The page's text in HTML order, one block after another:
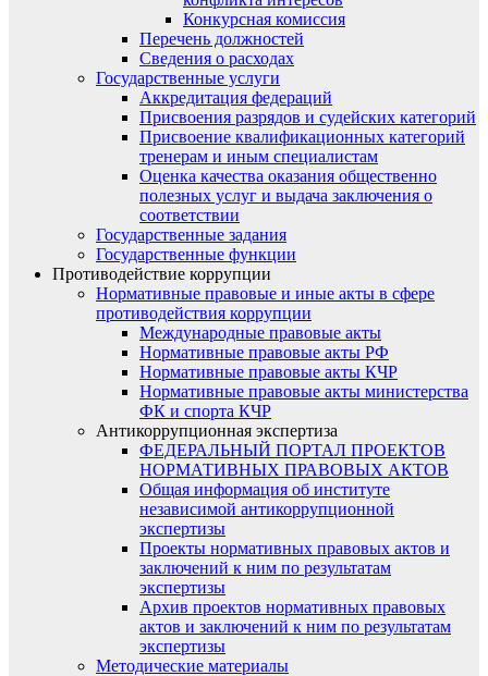
Конкурсная комиссия
Перечень должностей
Сведения о расходах
Государственные услуги
Аккредитация федераций
Присвоения разрядов и судейских категорий
Присвоение квалификационных категорий
тренерам и иным специалистам
Оценка качества оказания общественно
полезных услуг и выдача заключения о
соответствии
Государственные задания
Государственные функции
Противодействие коррупции
Нормативные правовые и иные акты в сфере
противодействия коррупции
Международные правовые акты
Нормативные правовые акты РФ
Нормативные правовые акты КЧР
Нормативные правовые акты министерства
ФК и спорта КЧР
Антикоррупционная экспертиза
ФЕДЕРАЛЬНЫЙ ПОРТАЛ ПРОЕКТОВ
НОРМАТИВНЫХ ПРАВОВЫХ АКТОВ
Общая информация об институте
независимой антикоррупционной
экспертизы
Проекты нормативных правовых актов и
заключений к ним по результатам
экспертизы
Архив проектов нормативных правовых
актов и заключений к ним по результатам
экспертизы
Методические материалы